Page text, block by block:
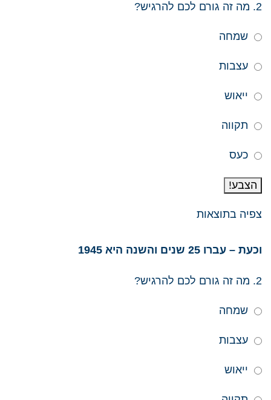
2. מה זה גורם לכם להרגיש?
שמחה
עצבות
ייאוש
תקווה
כעס
הצבע!
צפיה בתוצאות
וכעת – עברו 25 שנים והשנה היא 1945
2. מה זה גורם לכם להרגיש?
שמחה
עצבות
ייאוש